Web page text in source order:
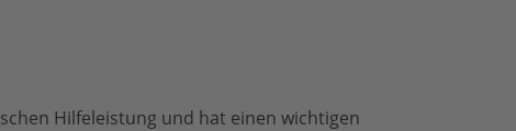
Hilfeleistung und hat einen wichtigen